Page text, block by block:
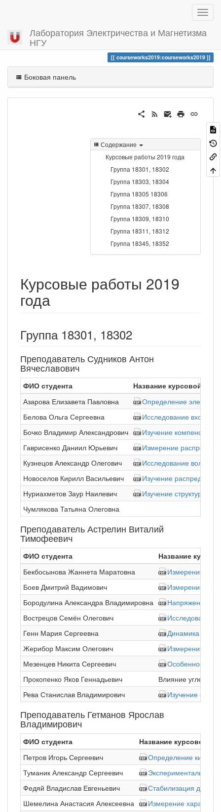
Лаборатория Электричества и Магнетизма
НГУ
Вы посетили
courseworks2019:courseworks2019
Боковая панель
Содержание
Курсовые работы 2019 года
Группа 18301, 18302
Группа 18303, 18304
Группа 18305 18306
Группа 18307, 18308
Группа 18309, 18310
Группа 18311, 18312
Группа 18345, 18352
Курсовые работы 2019
года
Группа 18301, 18302
Преподаватель Судников Антон
Вячеславович
ФИО студента
Название курсовой
Азарова Елизавета Павловна
Определение
Белова Ольга Сергеевна
Исследование
Бочко Владимир Александрович
Изучение компенсации
Гаврисенко Даниил Юрьевич
Измерение
Кузнецов Александр Олегович
Исследование
Новоселов Кирилл Васильевич
Изучение
Нуриахметов Заур Наилевич
Изучение структуры
Чумлякова Татьяна Олеговна
Преподаватель Астрелин Виталий
Тимофеевич
ФИО студента
Название
Бекбосынова Жаннета Маратовна
Измерение
Боев Дмитрий Вадимович
Измерение
Бородулина Александра Владимировна
Напряжение
Вострецов Семён Олегович
Исследование
Генн Мария Сергеевна
Динамика
Жерибор Максим Олегович
Измерение
Мезенцев Никита Сергеевич
Особенности
Прокопенко Яков Геннадьевич
Влияние
Рева Станислав Владимирович
Изучение
Преподаватель Гетманов Ярослав
Владимирович
ФИО студента
Название курсовой
Петров Игорь Сергеевич
Определение
Туманик Александр Сергеевич
Экспериментальное
Федяй Владислав Евгеньевич
Стабилизация
Шемелина Анастасия Алексеевна
Измерение